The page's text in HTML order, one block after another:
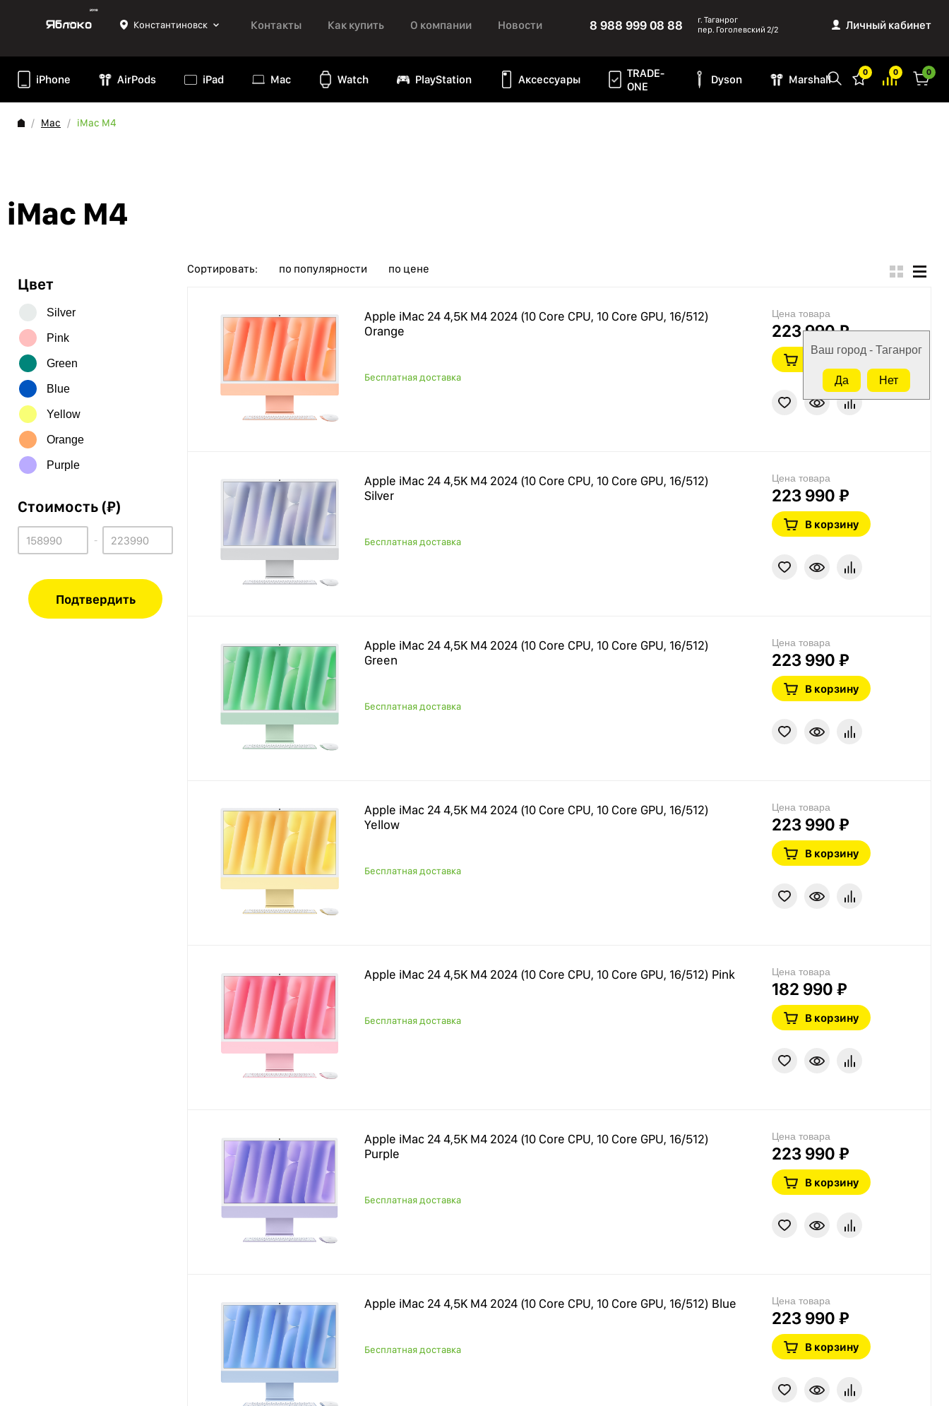
Константиновск Контакты Как купить О компании Новости 8 988 999 08 88
г. Таганрог
пер. Гоголевский 2/2
Личный кабинет
iPhone AirPods iPad Mac Watch PlayStation Аксессуары
TRADE-
ONE
Dyson Marshall
0 0 0
Mac iMac М4
iMac М4
Цвет
Silver
Pink
Green
Blue
Yellow
Orange
Purple
Стоимость (₽)
-
Сортировать: по популярности по цене
Apple iMac 24 4,5K M4 2024 (10 Core CPU, 10 Core GPU, 16/512)
Orange
Бесплатная доставка
Цена товара
223 990 ₽
В корзину
Apple iMac 24 4,5K M4 2024 (10 Core CPU, 10 Core GPU, 16/512)
Silver
Бесплатная доставка
Цена товара
223 990 ₽
В корзину
Apple iMac 24 4,5K M4 2024 (10 Core CPU, 10 Core GPU, 16/512)
Green
Бесплатная доставка
Цена товара
223 990 ₽
В корзину
Apple iMac 24 4,5K M4 2024 (10 Core CPU, 10 Core GPU, 16/512)
Yellow
Бесплатная доставка
Цена товара
223 990 ₽
В корзину
Apple iMac 24 4,5K M4 2024 (10 Core CPU, 10 Core GPU, 16/512) Pink
Бесплатная доставка
Цена товара
182 990 ₽
В корзину
Apple iMac 24 4,5K M4 2024 (10 Core CPU, 10 Core GPU, 16/512)
Purple
Бесплатная доставка
Цена товара
223 990 ₽
В корзину
Apple iMac 24 4,5K M4 2024 (10 Core CPU, 10 Core GPU, 16/512) Blue
Бесплатная доставка
Цена товара
223 990 ₽
В корзину
Ваш город - Таганрог
Да Нет